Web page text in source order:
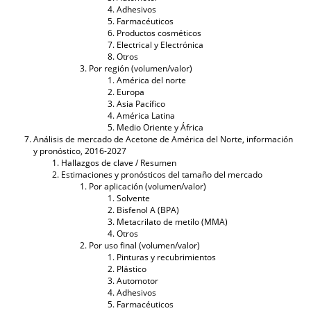
Adhesivos
Farmacéuticos
Productos cosméticos
Electrical y Electrónica
Otros
Por región (volumen/valor)
América del norte
Europa
Asia Pacífico
América Latina
Medio Oriente y África
Análisis de mercado de Acetone de América del Norte, información
y pronóstico, 2016-2027
Hallazgos de clave / Resumen
Estimaciones y pronósticos del tamaño del mercado
Por aplicación (volumen/valor)
Solvente
Bisfenol A (BPA)
Metacrilato de metilo (MMA)
Otros
Por uso final (volumen/valor)
Pinturas y recubrimientos
Plástico
Automotor
Adhesivos
Farmacéuticos